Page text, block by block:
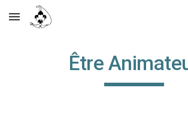
Skip to main content
Être